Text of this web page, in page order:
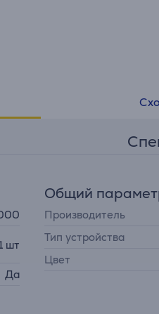
1 шт
Да
Общий
Производитель
Тип устройства
Цвет